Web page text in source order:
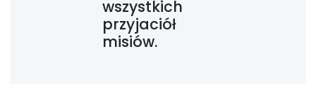
wszystkich
przyjaciół
misiów.